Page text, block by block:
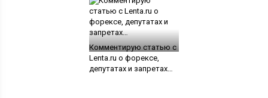
Комментирую статью с
Lenta.ru о форексе,
депутатах и запретах…